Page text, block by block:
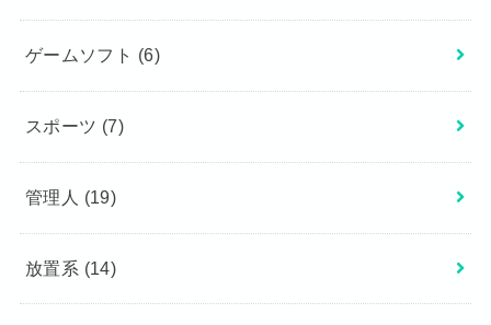
ゲームソフト (6)
スポーツ (7)
管理人 (19)
放置系 (14)